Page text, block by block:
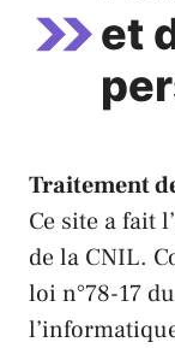
et
Traitement
Ce site a fait
de la CNIL.
loi n°78-17